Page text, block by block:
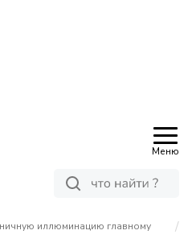
Меню
иллюминацию главному
/